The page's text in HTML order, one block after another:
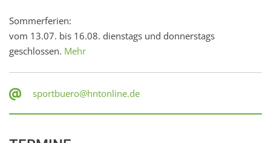
Sommerferien:
vom 13.07. bis 16.08. dienstags und donnerstags
geschlossen. Mehr
sportbuero@hntonline.de